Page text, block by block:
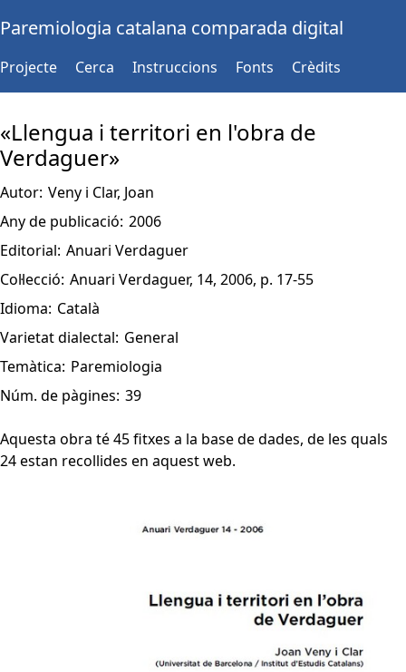
Paremiologia catalana comparada digital
Projecte Cerca Instruccions Fonts Crèdits
«Llengua i territori en l'obra de
Verdaguer»
Autor: Veny i Clar, Joan
Any de publicació: 2006
Editorial: Anuari Verdaguer
Col·lecció: Anuari Verdaguer, 14, 2006, p. 17-55
Idioma: Català
Varietat dialectal: General
Temàtica: Paremiologia
Núm. de pàgines: 39
Aquesta obra té 45 fitxes a la base de dades, de les quals
24 estan recollides en aquest web.